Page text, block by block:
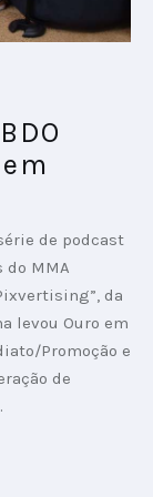
de podcast
do MMA
da
levou Ouro em
Promoção e
de